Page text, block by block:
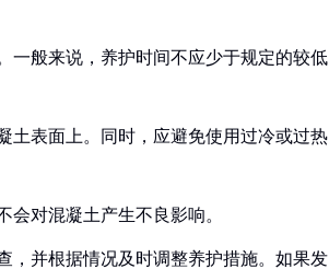
一般来说，养护时间不应少于规定的较低
土表面上。同时，应避免使用过冷或过热
对混凝土产生不良影响。
，并根据情况及时调整养护措施。如果发